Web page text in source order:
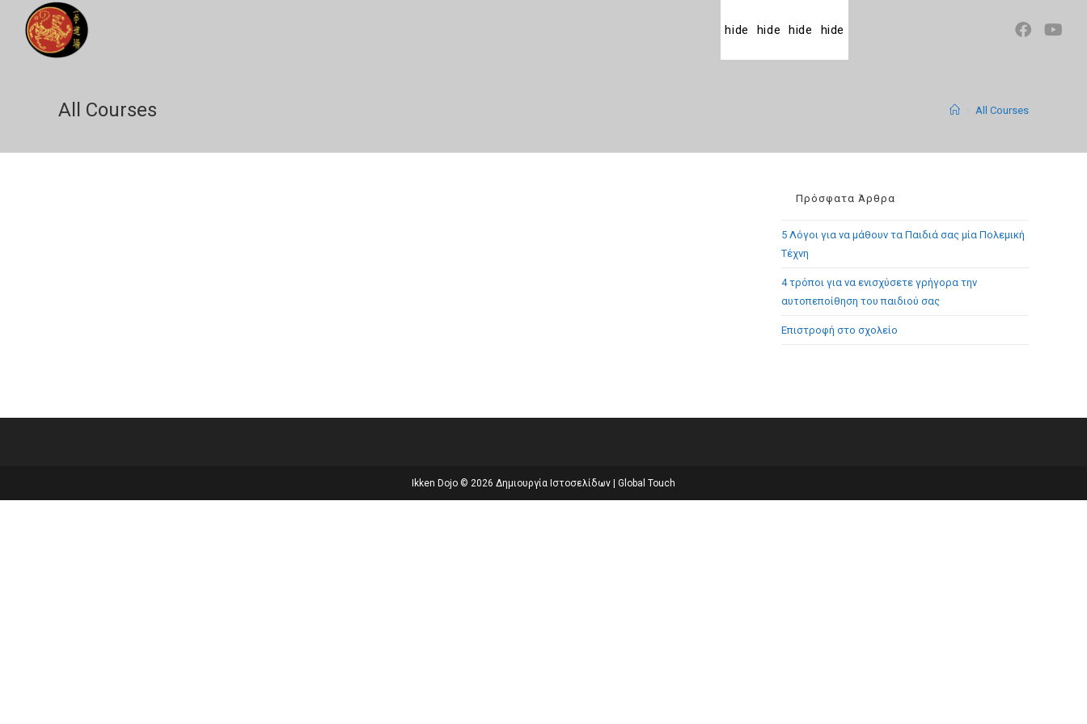
hide hide hide hide
All Courses All Courses
Πρόσφατα Άρθρα
5 Λόγοι για να μάθουν τα Παιδιά σας μία Πολεμική
Τέχνη
4 τρόποι για να ενισχύσετε γρήγορα την
αυτοπεποίθηση του παιδιού σας
Επιστροφή στο σχολείο
Ikken Dojo © 2026 Δημιουργία Ιστοσελίδων Global Touch